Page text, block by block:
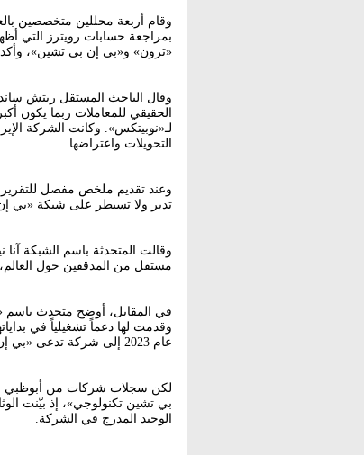
وقام أربعة محللين متخصصين
«ترون» و«بي إن بي تشين»،
وقال الباحث المستقل ريتش
الحقيقي للمعاملات ربما يكون
لـ«نوبيتكس». وكانت الشركة
التحويلات واعتراضها.
وعند تقديم ملخص مفصل للتقرير
تدير ولا تسيطر على شبكة «بي
وقالت المتحدثة باسم الشبكة
مستقل من المدققين حول
في المقابل، أوضح متحدث باسم
وقدمت لها دعماً تشغيلياً في
عام 2023 إلى شركة تدعى «بي إن بي تشين تكنولوجي هولدينغ ليمتد».
لكن سجلات شركات من أبوظبي
بي تشين تكنولوجي»، إذ بيّنت
الوحيد المدرج في الشركة.